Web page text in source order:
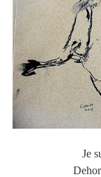
Je